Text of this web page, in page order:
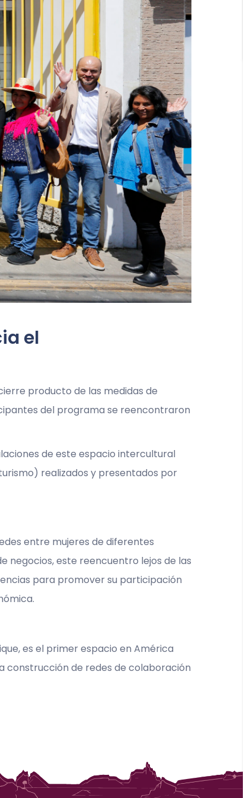
el
producto de las medidas de
del programa se reencontraron
de este espacio intercultural
realizados y presentados por
entre mujeres de diferentes
negocios, este reencuentro lejos de las
para promover su participación
es el primer espacio en América
construcción de redes de colaboración